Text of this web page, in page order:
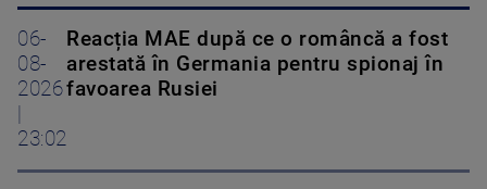
06-
08-
2026
23:02
Reacția MAE după ce o româncă a fost
arestată în Germania pentru spionaj în
favoarea Rusiei